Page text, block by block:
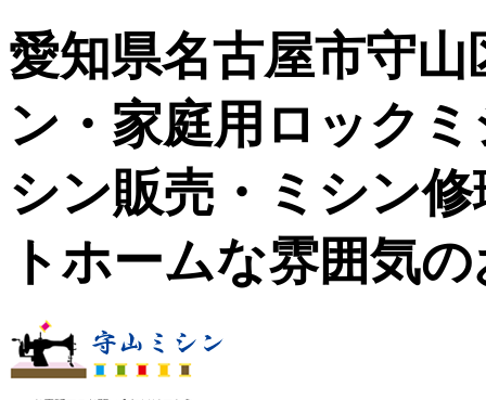
愛知県名古屋市守
ン・家庭用ロック
シン販売・ミシン
トホームな雰囲気